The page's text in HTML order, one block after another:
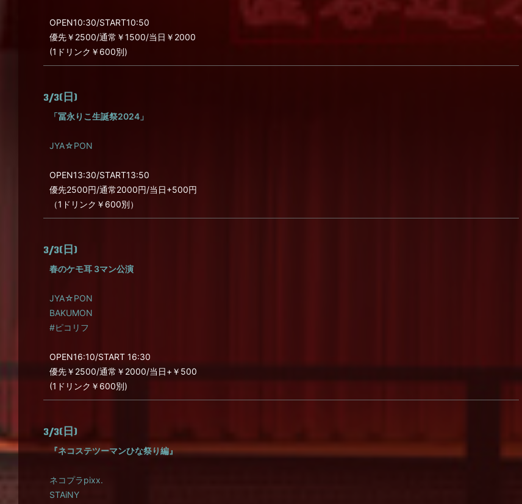
OPEN10:30/START10:50
優先￥2500/通常￥1500/当日￥2000
(1ドリンク￥600別)
3/3(日)
「冨永りこ生誕祭2024」
JYA☆PON
OPEN13:30/START13:50
優先2500円/通常2000円/当日+500円
（1ドリンク￥600別）
3/3(日)
春のケモ耳 3マン公演
JYA☆PON
BAKUMON
#ピコリフ
OPEN16:10/START 16:30
優先￥2500/通常￥2000/当日+￥500
(1ドリンク￥600別)
3/3(日)
『ネコステツーマンひな祭り編』
ネコプラpixx.
STAiNY